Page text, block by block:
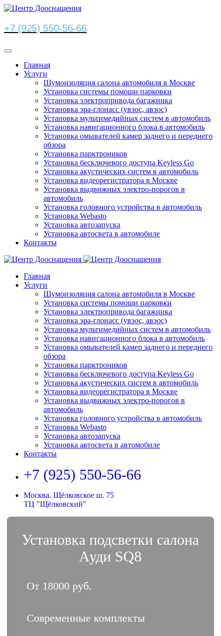
+7 (925) 550-56-66
Главная
Услуги
Шумоизоляция салона автомобиля в Москве
Установка системы помощи парковки
Установка электропривода багажника
Установка эра-глонасс (увэос, авэос)
Установка мультимедийных систем в автомобиль
Установка навигационного блока в автомобиль
Установка омывателей камер заднего и переднего
обзора
Установка парктроников
Установка бесключевого доступа Keyless Go
Установка акустических систем в автомобиль
Установка видеорегистратора в Москве
Установка выдвижных электро-порогов в
автомобиль
Установка головного устройства в автомобиль
Установка Webasto
Установка автозапуска
Установка автосвета в автомобиле
Контакты
Главная
Услуги
Шумоизоляция салона автомобиля в Москве
Установка системы помощи парковки
Установка электропривода багажника
Установка эра-глонасс (увэос, авэос)
Установка мультимедийных систем в автомобиль
Установка навигационного блока в автомобиль
Установка омывателей камер заднего и переднего
обзора
Установка парктроников
Установка бесключевого доступа Keyless Go
Установка акустических систем в автомобиль
Установка видеорегистратора в Москве
Установка выдвижных электро-порогов в
автомобиль
Установка головного устройства в автомобиль
Установка Webasto
Установка автозапуска
Установка автосвета в автомобиле
Контакты
+7 (925) 550-56-66
Москва. Щёлковское ш. 75
ТЦ "Щёлковский"
Установка подсветки салона
Ауди SQ8
От 18000 руб.
Современные комплекты